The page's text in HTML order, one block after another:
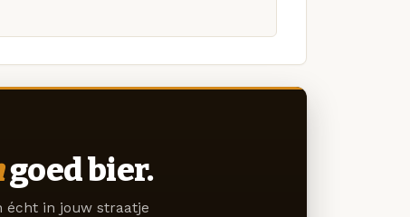
goed bier.
écht in jouw straatje